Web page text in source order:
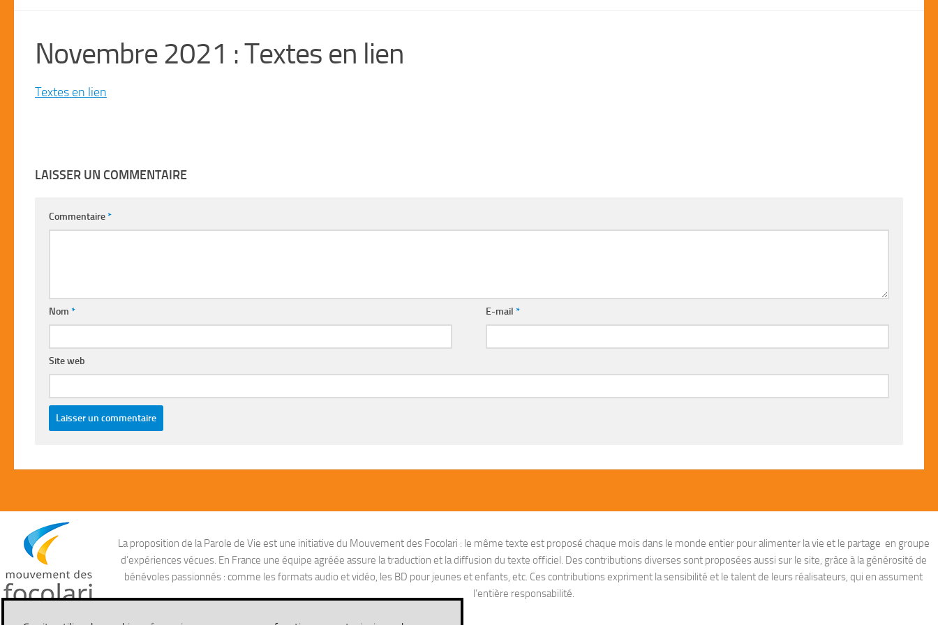
Novembre 2021 : Textes en lien
Textes en lien
LAISSER UN COMMENTAIRE
Commentaire*
Nom * E-mail*
Site web
La proposition de la Parole de Vie est une initiative du Mouvement des Focolari : le même texte est proposé chaque mois dans le monde entier pour alimenter la vie et le partage en groupe
d’expériences vécues. En France une équipe agréée assure la traduction et la diffusion du texte officiel. Des contributions diverses sont proposées aussi sur le site, grâce à la générosité de
bénévoles passionnés : comme les formats audio et vidéo, les BD pour jeunes et enfants, etc. Ces contributions expriment la sensibilité et le talent de leurs réalisateurs, qui en assument
l’entière responsabilité.